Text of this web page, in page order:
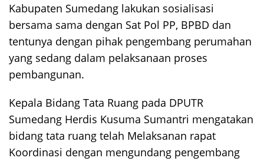
Kabupaten Sumedang lakukan sosialisasi
bersama sama dengan Sat Pol PP, BPBD dan
tentunya dengan pihak pengembang perumahan
yang sedang dalam pelaksanaan proses
pembangunan.
Kepala Bidang Tata Ruang pada DPUTR
Sumedang Herdis Kusuma Sumantri mengatakan
bidang tata ruang telah Melaksanan rapat
Koordinasi dengan mengundang pengembang